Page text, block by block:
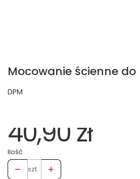
Mocowanie ścienne
DPM
40,90 zł
Ilość
szt.